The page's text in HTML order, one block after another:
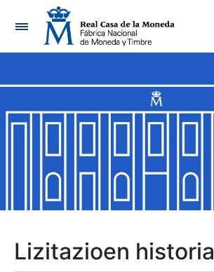
Nabigazioa
Erakutsi/Ezkutatu
Erakutsi/Ezkutatu
Erakutsi/Ezkutatu
Lizitazioen historia